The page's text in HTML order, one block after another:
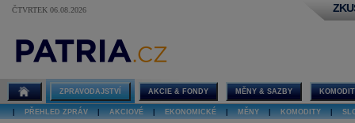
ČTVRTEK 06.08.2026
ZPRAVODAJSTVÍ AKCIE & FONDY MĚNY & SAZBY
PŘEHLED ZPRÁV AKCIOVÉ EKONOMICKÉ MĚNY KOMODITY